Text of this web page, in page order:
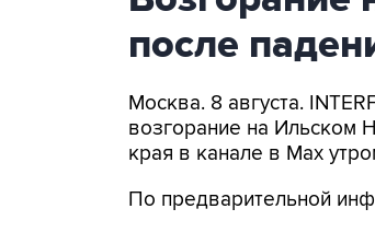
после
Москва. 8 августа.
возгорание на Ильском
края в канале в Max
По предварительной